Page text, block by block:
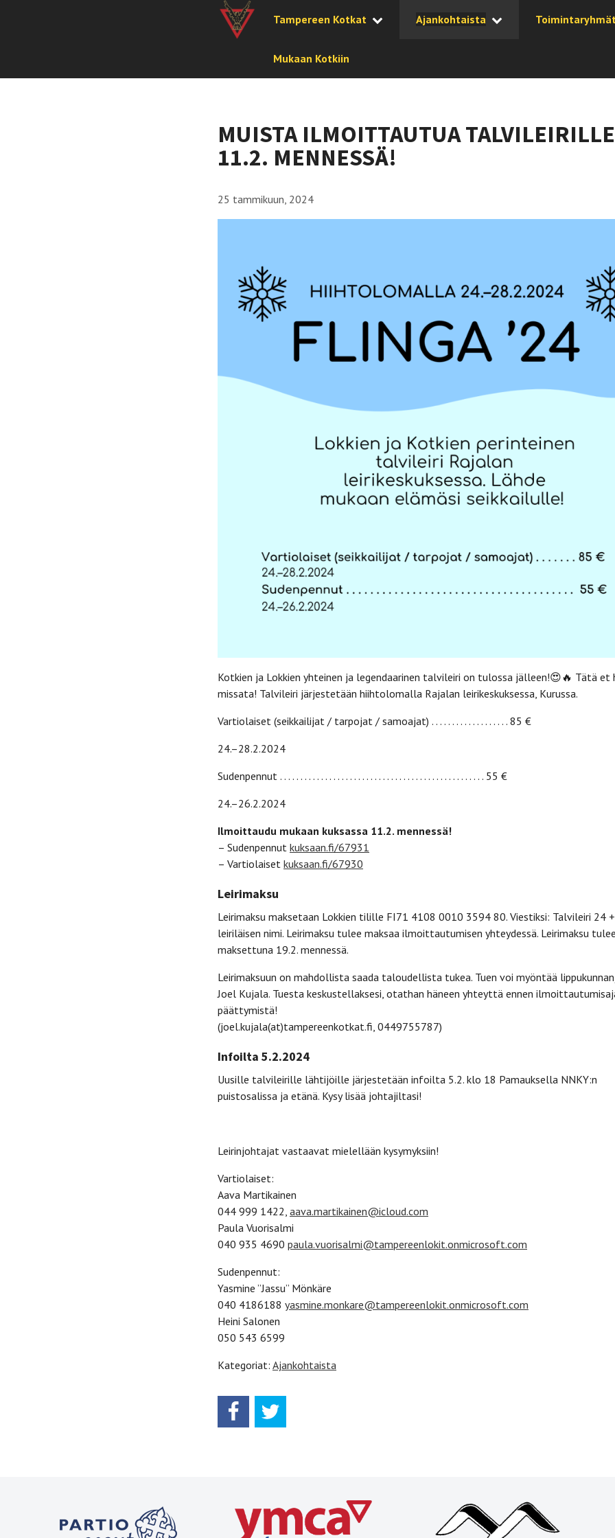
Tampereen Kotkat Ajankohtaista
Mukaan Kotkiin
MUISTA ILMOITTAUTUA TALVILEIRILLE
11.2. MENNESSÄ!
25 tammikuun, 2024
Kotkien ja Lokkien yhteinen ja legendaarinen talvileiri on tulossa jälleen!😍🔥 Tätä et
missata! Talvileiri järjestetään hiihtolomalla Rajalan leirikeskuksessa, Kurussa.
Vartiolaiset (seikkailijat / tarpojat / samoajat) . . . . . . . . . . . . . . . . . . . 85 €
24.–28.2.2024
Sudenpennut . . . . . . . . . . . . . . . . . . . . . . . . . . . . . . . . . . . . . . . . . . . . . . . . . . 55 €
24.–26.2.2024
Ilmoittaudu mukaan kuksassa 11.2. mennessä!
– Sudenpennut kuksaan.fi/67931
– Vartiolaiset kuksaan.fi/67930
Leirimaksu
Leirimaksu maksetaan Lokkien tilille FI71 4108 0010 3594 80. Viestiksi: Talvileiri 24 +
leiriläisen nimi. Leirimaksu tulee maksaa ilmoittautumisen yhteydessä. Leirimaksu
maksettuna 19.2. mennessä.
Leirimaksuun on mahdollista saada taloudellista tukea. Tuen voi myöntää
Joel Kujala. Tuesta keskustellaksesi, otathan häneen yhteyttä ennen
päättymistä!
(joel.kujala(at)tampereenkotkat.fi, 0449755787)
Infoilta 5.2.2024
Uusille talvileirille lähtijöille järjestetään infoilta 5.2. klo 18 Pamauksella NNKY:n
puistosalissa ja etänä. Kysy lisää johtajiltasi!
Leirinjohtajat vastaavat mielellään kysymyksiin!
Vartiolaiset:
Aava Martikainen
044 999 1422, aava.martikainen@icloud.com
Paula Vuorisalmi
040 935 4690 paula.vuorisalmi@tampereenlokit.onmicrosoft.com
Sudenpennut:
Yasmine ”Jassu” Mönkäre
040 4186188 yasmine.monkare@tampereenlokit.onmicrosoft.com
Heini Salonen
050 543 6599
Kategoriat: Ajankohtaista